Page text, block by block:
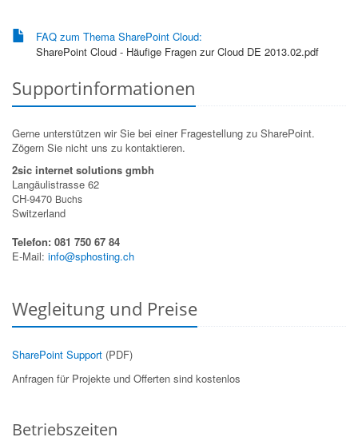
FAQ zum Thema SharePoint Cloud:
SharePoint Cloud - Häufige Fragen zur Cloud DE 2013.02.pdf
Supportinformationen
Gerne unterstützen wir Sie bei einer Fragestellung zu SharePoint.
Zögern Sie nicht uns zu kontaktieren.
2sic internet solutions gmbh
Langäulistrasse 62
CH-9470 Buchs
Switzerland
Telefon: 081 750 67 84
E-Mail: info@sphosting.ch
Wegleitung und Preise
SharePoint Support (PDF)
Anfragen für Projekte und Offerten sind kostenlos
Betriebszeiten